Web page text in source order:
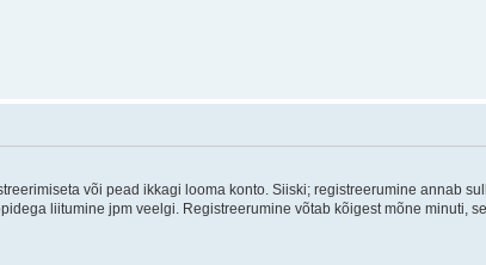
või pead ikkagi looma konto. Siiski; registreerumine annab
liitumine jpm veelgi. Registreerumine võtab kõigest mõne minuti,